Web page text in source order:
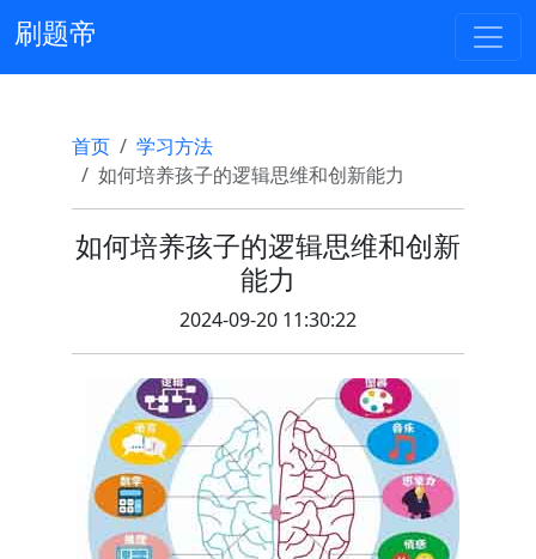
刷题帝
首页
学习方法
如何培养孩子的逻辑思维和创新能力
如何培养孩子的逻辑思维和创新
能力
2024-09-20 11:30:22